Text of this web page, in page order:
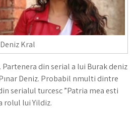
Kral
din serial a lui Burak deniz
Deniz. Probabil nmulti dintre
serialul turcesc ”Patria mea esti
rolul lui Yildiz.